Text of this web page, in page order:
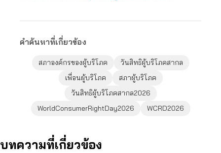
คำค้นหาที่เกี่ยวข้อง
สภาองค์กรของผู้บริโภค
วันสิทธิผู้บริโภคสากล
เพื่อนผู้บริโภค
สภาผู้บริโภค
วันสิทธิผู้บริโภคสากล2026
WorldConsumerRightDay2026
WCRD2026
บทความที่เกี่ยวข้อง